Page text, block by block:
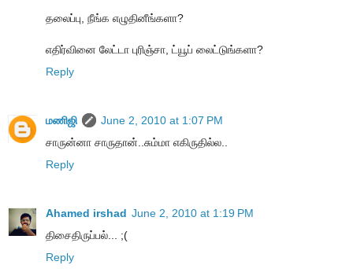
தலைப்பு, நீங்க எழுதினீங்களா?
எதிர்வினை லேட்டா புரிஞ்சா, ட்யூப் லைட்டுங்களா?
Reply
மணிஜி
June 2, 2010 at 1:07 PM
சாருன்னா சாருதான்..சும்மா எகிருதில்ல..
Reply
Ahamed irshad June 2, 2010 at 1:19 PM
திசைதிருப்பல்... ;(
Reply